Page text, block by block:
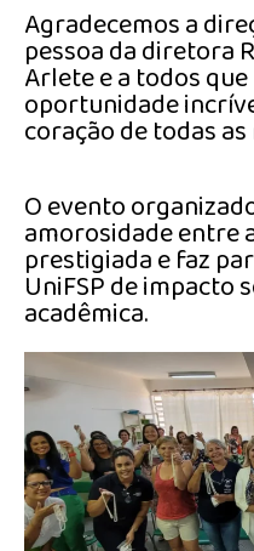
Agradecemos a
pessoa da diretora
Arlete e a todos
oportunidade
coração de todas
O evento
amorosidade entre
prestigiada e faz
UniFSP de impacto
acadêmica.